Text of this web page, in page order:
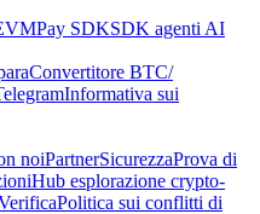
Pay SDKSDK agenti AI
Convertitore BTC/
Informativa sui
noiPartnerSicurezzaProva di
Hub esplorazione crypto-
Politica sui conflitti di